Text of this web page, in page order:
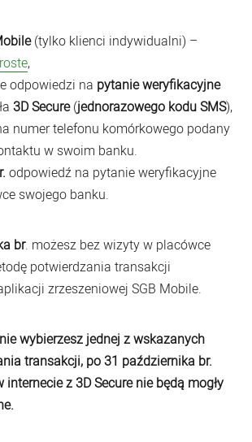
(tylko klienci indywidualni) –
,
odpowiedzi na pytanie weryfikacyjne
3D Secure(jednorazowego kodu SMS),
numer telefonu komórkowego podany
w swoim banku.
odpowiedź na pytanie weryfikacyjne
swojego banku.
br. możesz bez wizyty w placówce
potwierdzania transakcji
zrzeszeniowej SGB Mobile.
wybierzesz jednej z wskazanych
transakcji, po 31 października br.
internecie z 3D Secure nie będą mogły